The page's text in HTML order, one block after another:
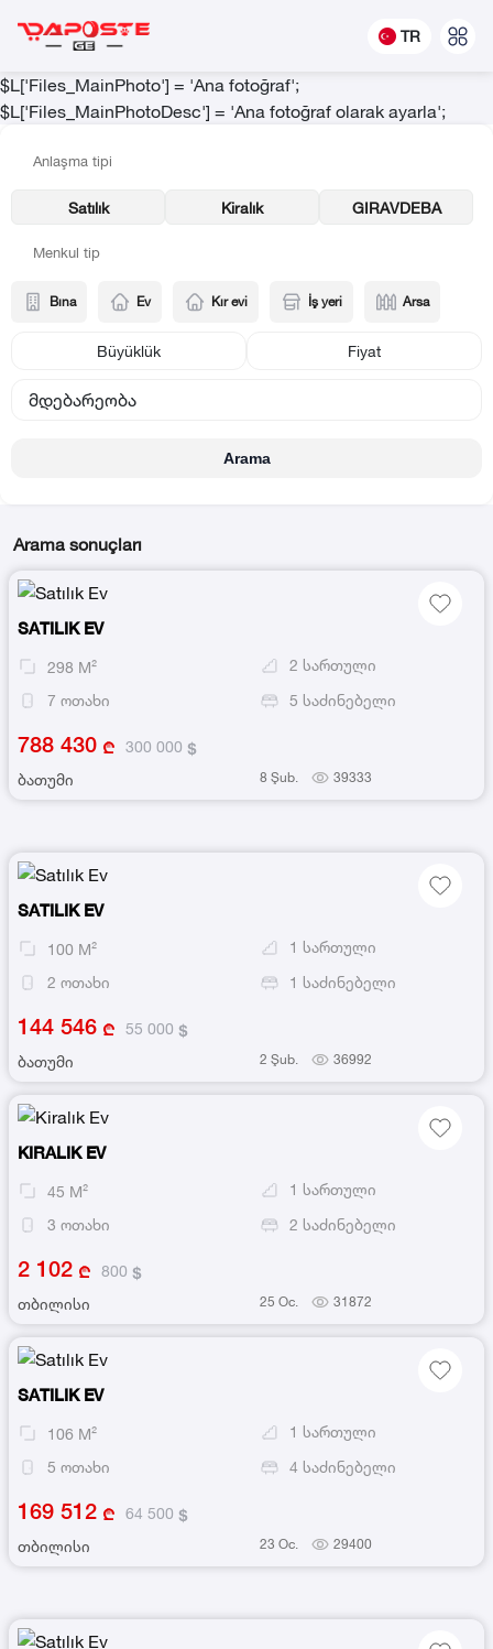
$L['Files_MainPhoto'] = 'Ana fotoğraf';
$L['Files_MainPhotoDesc'] = 'Ana fotoğraf olarak ayarla';
TR
Anlaşma tipi
Satılık Kiralık GIRAVDEBA
Menkul tip
Bına Ev Kır evi İş yeri Arsa
Büyüklük Fiyat
მდებარეობა
Arama
Arama sonuçları
SATILIK EV
298 M² 2 სართული
7 ოთახი 5 საძინებელი
788 430
300 000
ბათუმი
8 Şub. 39333
SATILIK EV
100 M² 1 სართული
2 ოთახი 1 საძინებელი
144 546
55 000
ბათუმი
2 Şub. 36992
KIRALIK EV
45 M² 1 სართული
3 ოთახი 2 საძინებელი
2 102
800
თბილისი
25 Oc. 31872
SATILIK EV
106 M² 1 სართული
5 ოთახი 4 საძინებელი
169 512
64 500
თბილისი
23 Oc. 29400